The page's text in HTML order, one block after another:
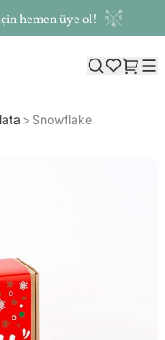
hemen üye ol!
Snowflake